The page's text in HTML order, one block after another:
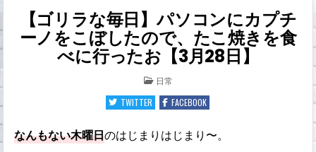
【ゴリラな毎日】パソコンにカプチ
ーノをこぼしたので、たこ焼きを食
べに行ったお【3月28日】
POSTED
IN
日常
TWITTER
FACEBOOK
なんもない木曜日のはじまりはじまり〜。